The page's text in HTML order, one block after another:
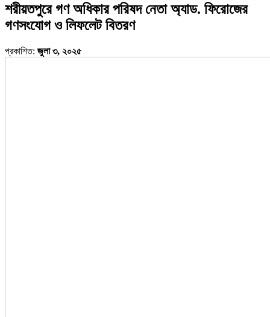
শরীয়তপুরে গণ অধিকার পরিষদ নেতা অ্যাড. ফিরোজের
গণসংযোগ ও লিফলেট বিতরণ
প্রকাশিত: জুলা ৩, ২০২৫